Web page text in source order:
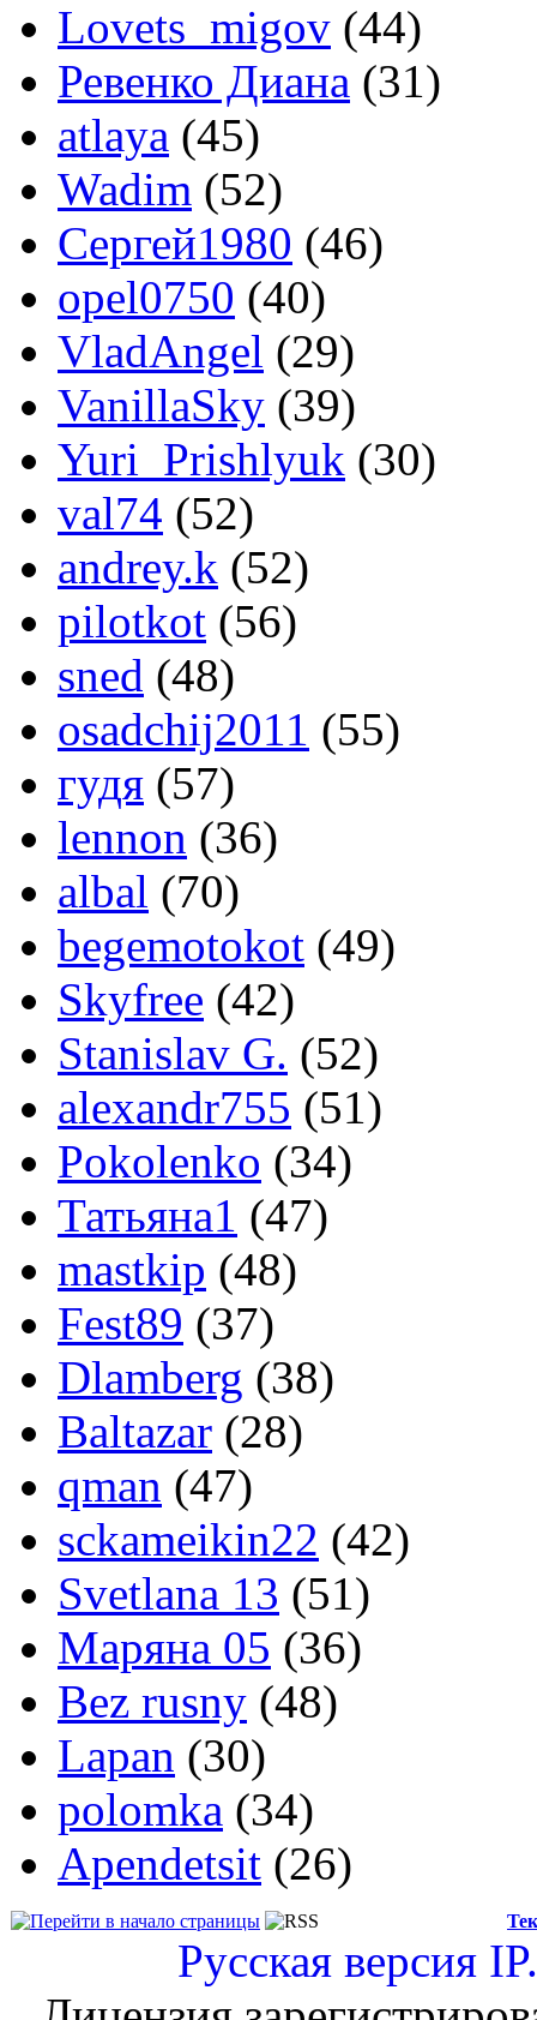
Lovets_migov (44)
Ревенко Диана (31)
atlaya (45)
Wadim (52)
Сергей1980 (46)
opel0750 (40)
VladAngel (29)
VanillaSky (39)
Yuri_Prishlyuk (30)
val74 (52)
andrey.k (52)
pilotkot (56)
sned (48)
osadchij2011 (55)
гудя (57)
lennon (36)
albal (70)
begemotokot (49)
Skyfree (42)
Stanislav G. (52)
alexandr755 (51)
Pokolenko (34)
Татьяна1 (47)
mastkip (48)
Fest89 (37)
Dlamberg (38)
Baltazar (28)
qman (47)
sckameikin22 (42)
Svetlana 13 (51)
Маряна 05 (36)
Bez rusny (48)
Lapan (30)
polomka (34)
Apendetsit (26)
Русская версия